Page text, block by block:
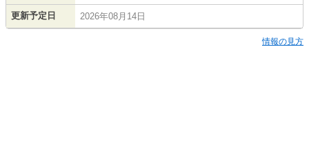
更新予定日 2026年08月14日
情報の見方